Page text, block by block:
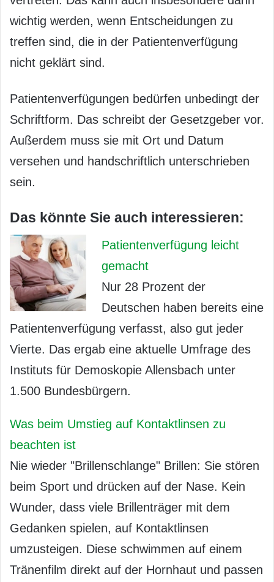
wichtig werden, wenn Entscheidungen zu
treffen sind, die in der Patientenverfügung
nicht geklärt sind.
Patientenverfügungen bedürfen unbedingt der
Schriftform. Das schreibt der Gesetzgeber vor.
Außerdem muss sie mit Ort und Datum
versehen und handschriftlich unterschrieben
sein.
Das könnte Sie auch interessieren:
Patientenverfügung leicht
gemacht
Nur 28 Prozent der
Deutschen haben bereits eine
Patientenverfügung verfasst, also gut jeder
Vierte. Das ergab eine aktuelle Umfrage des
Instituts für Demoskopie Allensbach unter
1.500 Bundesbürgern.
Was beim Umstieg auf Kontaktlinsen zu
beachten ist
Nie wieder "Brillenschlange" Brillen: Sie stören
beim Sport und drücken auf der Nase. Kein
Wunder, dass viele Brillenträger mit dem
Gedanken spielen, auf Kontaktlinsen
umzusteigen. Diese schwimmen auf einem
Tränenfilm direkt auf der Hornhaut und passen